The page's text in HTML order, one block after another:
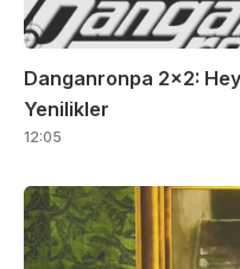
Danganronpa 2×2:
Yenilikler
12:05